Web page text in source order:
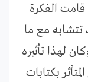
قامت الفكرة
تتشابه مع ما
لهذا تأثيره
بكتابات